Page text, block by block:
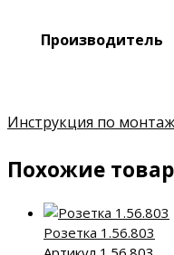
Производитель
Инструкция по
Похожие
Розетка 1.56.803